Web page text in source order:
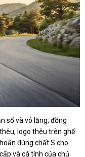
số và vô lăng; đồng
logo thêu trên ghế
đúng chất S cho
và cá tính của chủ